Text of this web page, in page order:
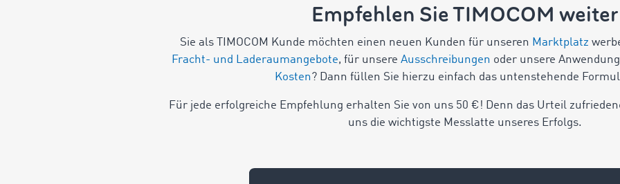
Empfehlen Sie TIMOCOM weiter
Sie als TIMOCOM Kunde möchten einen neuen Kunden für unseren Marktplatz
Fracht- und Laderaumangebote, für unsere Ausschreibungen oder unsere
Kosten? Dann füllen Sie hierzu einfach das untenstehende
Für jede erfolgreiche Empfehlung erhalten Sie von uns 50 €! Denn das Urteil
uns die wichtigste Messlatte unseres Erfolgs.